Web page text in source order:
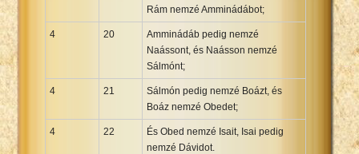
Rám nemzé Amminádábot;
4 20
Amminádáb pedig nemzé
Naássont, és Naásson nemzé
Sálmónt;
4 21
Sálmón pedig nemzé Boázt, és
Boáz nemzé Obedet;
4 22
És Obed nemzé Isait, Isai pedig
nemzé Dávidot.